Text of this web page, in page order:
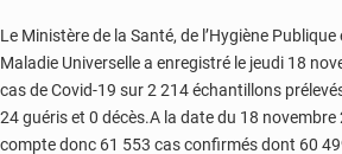
Le Ministère de la Santé, de l’Hygiène
Maladie Universelle a enregistré le jeudi 18
cas de Covid-19 sur 2 214 échantillons
24 guéris et 0 décès.A la date du 18 novembre
compte donc 61 553 cas confirmés dont 60